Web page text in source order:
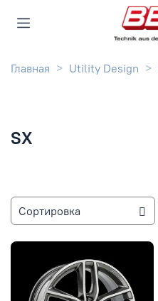
Главная Utility Design
SX